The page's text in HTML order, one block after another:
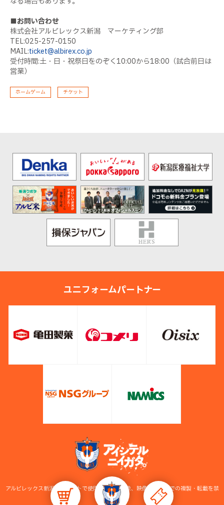
■お問い合わせ
株式会社アルビレックス新潟 マーケティング部
TEL:025-257-0150
MAIL:ticket@albirex.co.jp
受付時間:土・日・祝祭日をのぞく10:00から18:00（試合前日は
営業）
ホームゲーム チケット
ユニフォームパートナー
アルビレックス新潟公式サイトで使用している画像、映像等の無断での複製・転載を禁
止します。